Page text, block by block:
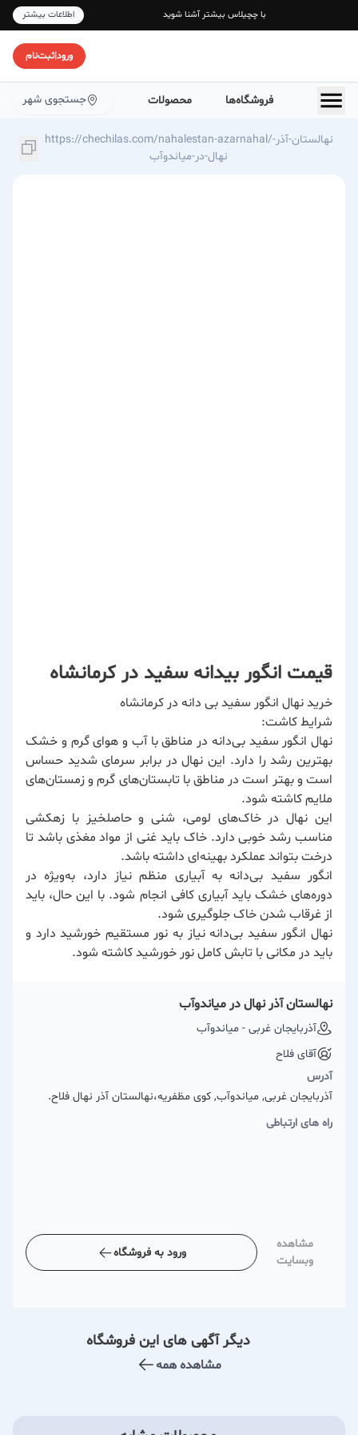
با چچیلاس بیشتر آشنا شوید اطلاعات بیشتر
ورود|ثبت‌نام
فروشگاه‌ها محصولات جستجوی شهر
https://chechilas.com/nahalestan-azarnahal/نهالستان-آذر-
نهال-در-میاندوآب
قیمت انگور بیدانه سفید در کرمانشاه
خرید نهال انگور سفید بی دانه در کرمانشاه
شرایط کاشت:
نهال انگور سفید بی‌دانه در مناطق با آب و هوای گرم و خشک
بهترین رشد را دارد. این نهال در برابر سرمای شدید حساس
است و بهتر است در مناطق با تابستان‌های گرم و زمستان‌های
ملایم کاشته شود.
این نهال در خاک‌های لومی، شنی و حاصلخیز با زهکشی
مناسب رشد خوبی دارد. خاک باید غنی از مواد مغذی باشد تا
درخت بتواند عملکرد بهینه‌ای داشته باشد.
انگور سفید بی‌دانه به آبیاری منظم نیاز دارد، به‌ویژه در
دوره‌های خشک باید آبیاری کافی انجام شود. با این حال، باید
از غرقاب شدن خاک جلوگیری شود.
نهال انگور سفید بی‌دانه نیاز به نور مستقیم خورشید دارد و
باید در مکانی با تابش کامل نور خورشید کاشته شود.
نهالستان آذر نهال در میاندوآب
آذربایجان غربی - میاندوآب
آقای فلاح
آدرس
آذربایجان غربی, میاندوآب, کوی مظفریه،نهالستان آذر نهال فلاح.
راه های ارتباطی
مشاهده
وبسایت
ورود به فروشگاه
دیگر آگهی های این فروشگاه
مشاهده همه